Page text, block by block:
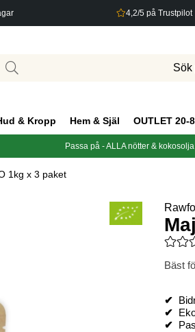
4,2/5 på Trustpilot
& Kropp Hem & Själ OUTLET 20-
Passa på - ALLA nötter &
1kg x 3 paket
Bäst
✔
✔
✔